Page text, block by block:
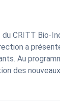
du CRITT Bio-
a
Au
des